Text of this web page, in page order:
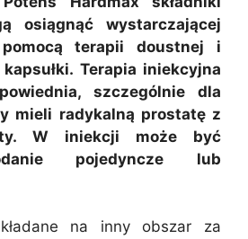
osiągnąć wystarczającej
terapii doustnej i
Terapia iniekcyjna
szczególnie dla
mieli radykalną prostatę z
W iniekcji może być
pojedyncze lub
na inny obszar za